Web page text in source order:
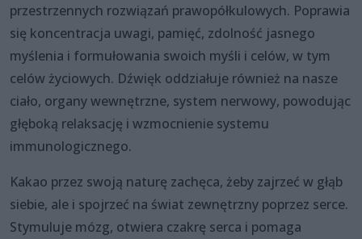
przestrzennych rozwiązań prawopółkulowych. Poprawia
się koncentracja uwagi, pamięć, zdolność jasnego
myślenia i formułowania swoich myśli i celów, w tym
celów życiowych. Dźwięk oddziałuje również na nasze
ciało, organy wewnętrzne, system nerwowy, powodując
głęboką relaksację i wzmocnienie systemu
immunologicznego.
Kakao przez swoją naturę zachęca, żeby zajrzeć w głąb
siebie, ale i spojrzeć na świat zewnętrzny poprzez serce.
Stymuluje mózg, otwiera czakrę serca i pomaga